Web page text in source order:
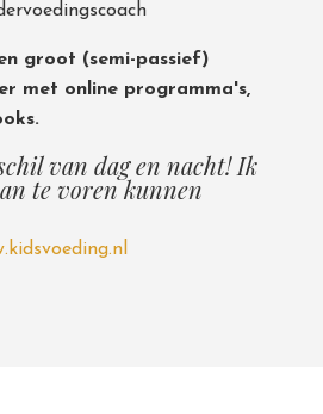
groot (semi-passief)
met online programma's,
van dag en nacht! Ik
te voren kunnen